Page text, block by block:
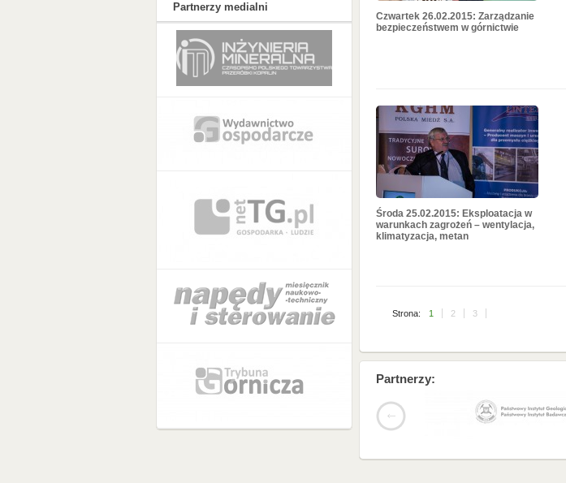
Partnerzy medialni
Czwartek 26.02.2015: Zarządzanie
bezpieczeństwem w górnictwie
Środa 25.02.2015: Eksploatacja w
warunkach zagrożeń – wentylacja,
klimatyzacja, metan
Strona: 1 2 3
Partnerzy: